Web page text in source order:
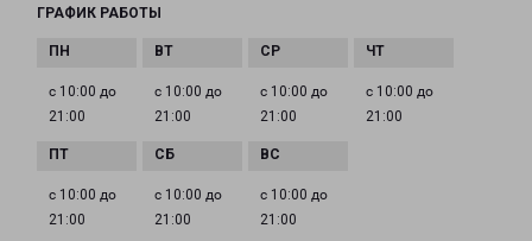
ГРАФИК РАБОТЫ
с 10:00 до
21:00
с 10:00 до
21:00
с 10:00 до
21:00
с 10:00 до
21:00
с 10:00 до
21:00
с 10:00 до
21:00
с 10:00 до
21:00